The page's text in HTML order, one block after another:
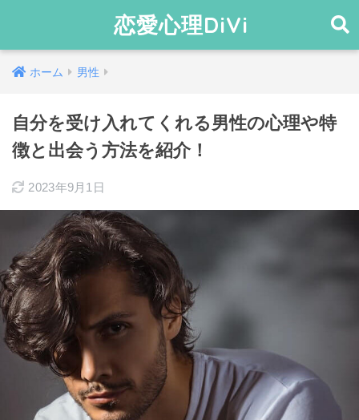
恋愛心理DiVi
ホーム 男性
自分を受け入れてくれる男性の心理や特
徴と出会う方法を紹介！
2023年9月1日